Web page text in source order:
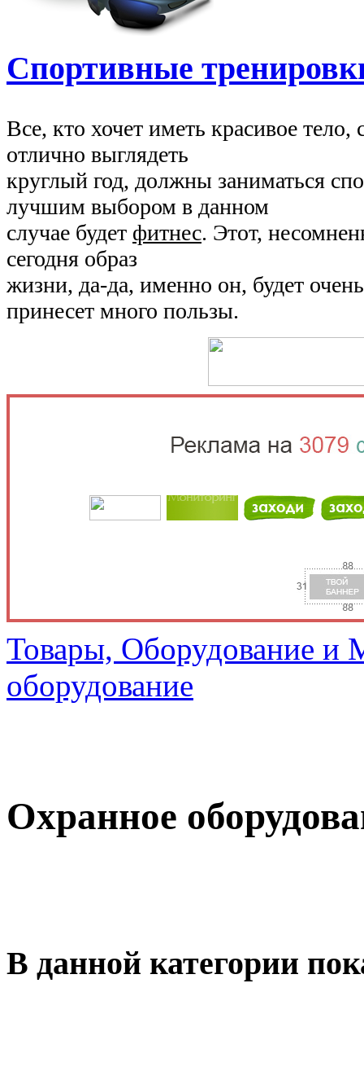
Спортивные
Все, кто хочет иметь красивое
отлично выглядеть
круглый год, должны заниматься
лучшим выбором в данном
случае будет фитнес. Этот,
сегодня образ
жизни, да-да, именно он, будет
принесет много пользы.
Товары, Оборудование и
оборудование
Охранное
В данной категории